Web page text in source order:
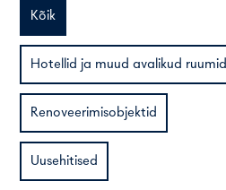
Kõik
Hotellid ja muud avalikud ruumid
Renoveerimisobjektid
Uusehitised